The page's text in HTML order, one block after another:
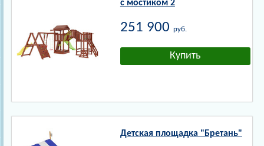
с мостиком 2
251 900 руб.
Детская площадка "Бретань"